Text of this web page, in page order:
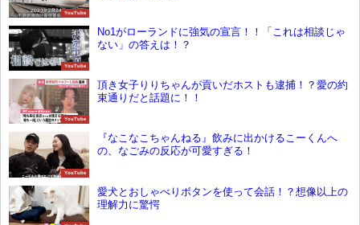
YouTube
YouTube
No1がローランドに強気の宣言！！「これは相談じゃ
ない」の答えは！？
YouTube
頂き女子りりちゃんが貢いだホストも逮捕！？愛の約
束通りだと話題に！！
YouTube
『なこなこちゃんねる』飲みに出かけるこーくんへ
の、なごみの反応が可愛すぎる！
愛犬とおしゃべりボタンを使って会話！？想像以上の
理解力に驚愕